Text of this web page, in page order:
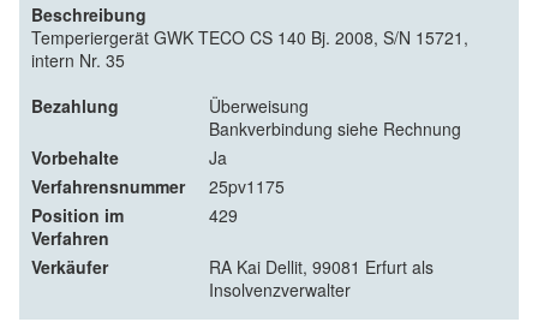
Beschreibung
Temperiergerät GWK TECO CS 140 Bj. 2008, S/N 15721,
intern Nr. 35
Bezahlung
Überweisung
Bankverbindung siehe Rechnung
Vorbehalte
Ja
Verfahrensnummer
25pv1175
Position im
Verfahren
429
Verkäufer
RA Kai Dellit, 99081 Erfurt als
Insolvenzverwalter